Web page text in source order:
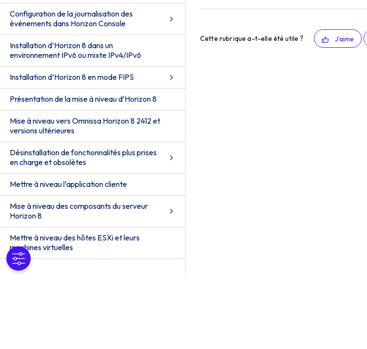
Configuration de la journalisation des
événements dans Horizon Console
Installation d’Horizon 8 dans un
environnement IPv6 ou mixte IPv4/IPv6
Installation d’Horizon 8 en mode FIPS
Présentation de la mise à niveau d’Horizon 8
Mise à niveau vers Omnissa Horizon 8 2412 et
versions ultérieures
Désinstallation de fonctionnalités plus prises
en charge et obsolètes
Mettre à niveau l’application cliente
Mise à niveau des composants du serveur
Horizon 8
Mettre à niveau des hôtes ESXi et leurs
machines virtuelles
Mise à niveau des postes de travail publiés et
Cette rubrique a-t-elle été utile ? J'aime